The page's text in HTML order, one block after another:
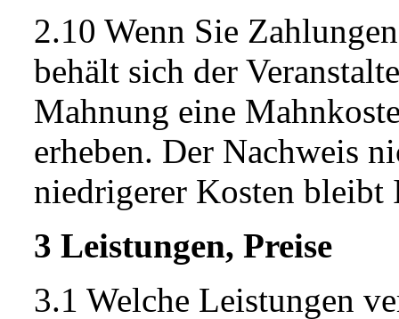
2.10 Wenn Sie
behält sich der
Mahnung eine
erheben. Der Nachweis
niedrigerer Kosten bleibt
3 Leistungen, Preise
3.1 Welche Leistungen